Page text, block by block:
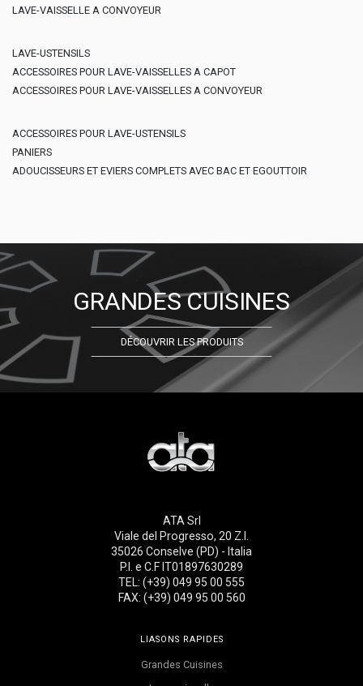
LAVE-VAISSELLE A CONVOYEUR
LAVE-USTENSILS
ACCESSOIRES POUR LAVE-VAISSELLES A CAPOT
ACCESSOIRES POUR LAVE-VAISSELLES A CONVOYEUR
ACCESSOIRES POUR LAVE-USTENSILS
PANIERS
ADOUCISSEURS ET EVIERS COMPLETS AVEC BAC ET EGOUTTOIR
GRANDES CUISINES
DÉCOUVRIR LES PRODUITS
ATA Srl
Viale del Progresso, 20 Z.I.
35026 Conselve (PD) - Italia
P.I. e C.F IT01897630289
TEL: (+39) 049 95 00 555
FAX: (+39) 049 95 00 560
LIASONS RAPIDES
Grandes Cuisines